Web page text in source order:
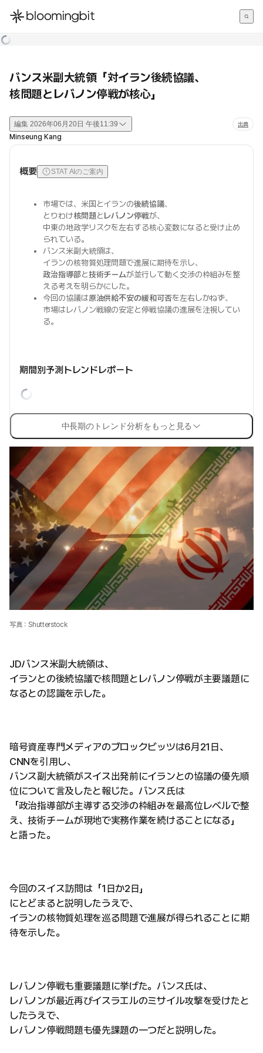
한국어
バンス米副大統領「対イラン後続協議、
核問題とレバノン停戦が核心」
編集 2026年06月20日 午後11:39 出典
Minseung Kang
概要 STAT AIのご案内
市場では、米国とイランの後続協議、
とりわけ核問題とレバノン停戦が、
中東の地政学リスクを左右する核心変数になると受け止め
られている。
バンス米副大統領は、
イランの核物質処理問題で進展に期待を示し、
政治指導部と技術チームが並行して動く交渉の枠組みを整
える考えを明らかにした。
今回の協議は原油供給不安の緩和可否を左右しかねず、
市場はレバノン戦線の安定と停戦協議の進展を注視してい
る。
期間別予測トレンドレポート
中長期のトレンド分析をもっと見る
写真：Shutterstock
JDバンス米副大統領は、
イランとの後続協議で核問題とレバノン停戦が主要議題に
なるとの認識を示した。
暗号資産専門メディアのブロックビッツは6月21日、
CNNを引用し、
バンス副大統領がスイス出発前にイランとの協議の優先順
位について言及したと報じた。バンス氏は
「政治指導部が主導する交渉の枠組みを最高位レベルで整
え、技術チームが現地で実務作業を続けることになる」
と語った。
今回のスイス訪問は「1日か2日」
にとどまると説明したうえで、
イランの核物質処理を巡る問題で進展が得られることに期
待を示した。
レバノン停戦も重要議題に挙げた。バンス氏は、
レバノンが最近再びイスラエルのミサイル攻撃を受けたと
したうえで、
レバノン停戦問題も優先課題の一つだと説明した。